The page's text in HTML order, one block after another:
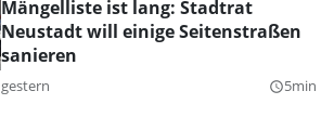
Mängelliste ist lang: Stadtrat
Neustadt will einige Seitenstraßen
sanieren
gestern query_builder5min